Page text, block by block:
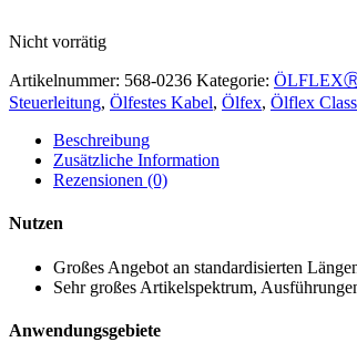
Nicht vorrätig
Artikelnummer: 568-0236 Kategorie:
Steuerleitung, Ölfestes Kabel, Ölfex, Ölflex
Beschreibung
Zusätzliche Information
Rezensionen (0)
Nutzen
Großes Angebot an standardisierten
Sehr großes Artikelspektrum,
Anwendungsgebiete